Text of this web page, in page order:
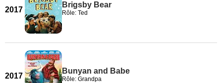
2017
Brigsby Bear
Rôle: Ted
2017
Bunyan and Babe
Rôle: Grandpa